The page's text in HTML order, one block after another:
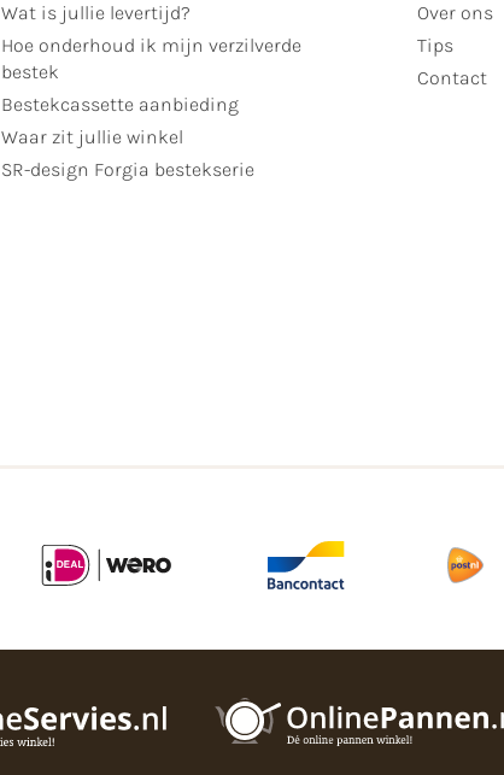
Wat is jullie levertijd?
Hoe onderhoud ik mijn verzilverde
bestek
Bestekcassette aanbieding
Waar zit jullie winkel
SR-design Forgia bestekserie
Over ons
Tips
Contact